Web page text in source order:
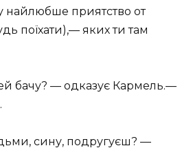
найлюбше приятство от
поїхати),— яких ти там
бачу? — одказує Кармель.—
сину, подругуєш? —